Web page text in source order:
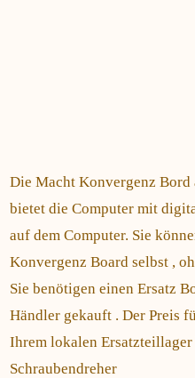
Die Macht Konvergenz
bietet die Computer mit
auf dem Computer. Sie
Konvergenz Board selbst ,
Sie benötigen einen Ersatz
Händler gekauft . Der Preis
Ihrem lokalen
Schraubendreher